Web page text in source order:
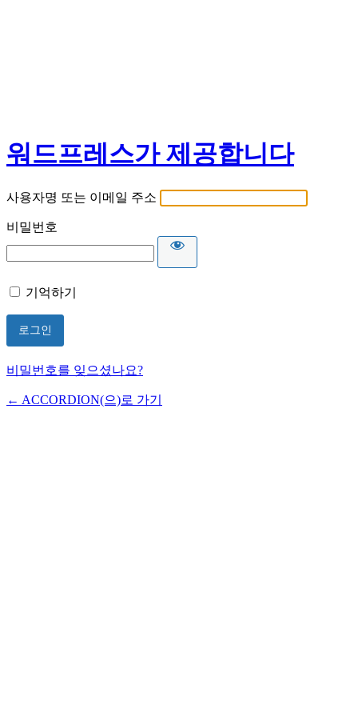
워드프레스가 제공합니다
사용자명 또는 이메일 주소
비밀번호
기억하기
비밀번호를 잊으셨나요?
← ACCORDION(으)로 가기